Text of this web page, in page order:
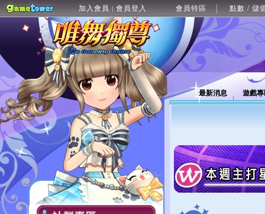
加入會員 | 會員登入 會員特區 點數 / 儲
最新消息 遊戲